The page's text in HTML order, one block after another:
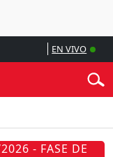
EN VIVO
- FASE DE